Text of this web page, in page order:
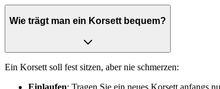
Wie trägt man ein Korsett bequem?
Ein Korsett soll fest sitzen, aber nie schmerzen: